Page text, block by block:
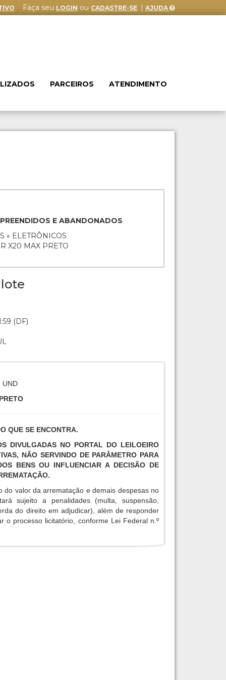
Faça seu LOGIN ou CADASTRE-SE. | AJUDA
PARCEIROS ATENDIMENTO
E ABANDONADOS
» ELETRÔNICOS
X20 MAX PRETO
(DF)
UND
QUE SE ENCONTRA.
DIVULGADAS NO PORTAL DO LEILOEIRO
NÃO SERVINDO DE PARÂMETRO PARA
BENS OU INFLUENCIAR A DECISÃO DE
do valor da arrematação e demais despesas no
sujeito a penalidades (multa, suspensão,
do direito em adjudicar), além de responder
o processo licitatório, conforme Lei Federal n.º